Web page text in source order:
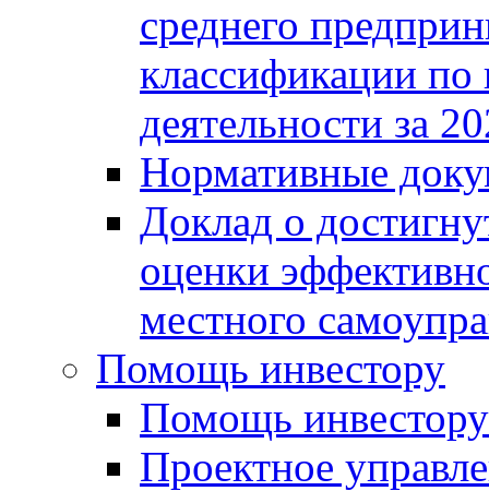
среднего
классификации
деятельности за
Нормативные
Доклад о
оценки
местного
Помощь инвестору
Помощь инвестору
Проектное